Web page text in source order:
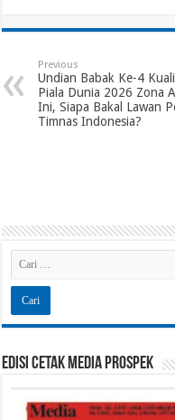
Previous
Undian Babak Ke-4
Piala Dunia 2026 Zona
Ini, Siapa Bakal Lawan
Timnas Indonesia?
Edisi Cetak Media Prospek